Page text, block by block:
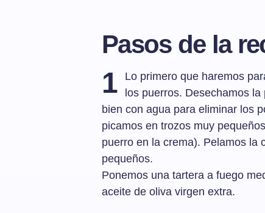
Pasos de la
1
Lo primero que haremos
los puerros. Desechamos
bien con agua para eliminar los
picamos en trozos muy
puerro en la crema). Pelamos la
pequeños.
Ponemos una tartera a fuego
aceite de oliva virgen extra.